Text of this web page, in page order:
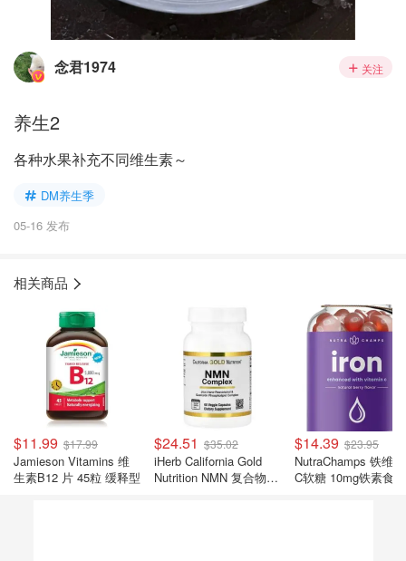
念君1974 关注
养生2
各种水果补充不同维生素～
DM养生季
05-16 发布
相关商品
$11.99 $17.99
Jamieson Vitamins 维
生素B12 片 45粒 缓释型
$24.51 $35.02
iHerb California Gold
Nutrition NMN 复合物
$14.39 $23.95
NutraChamps 铁维
C软糖 10mg铁素食型